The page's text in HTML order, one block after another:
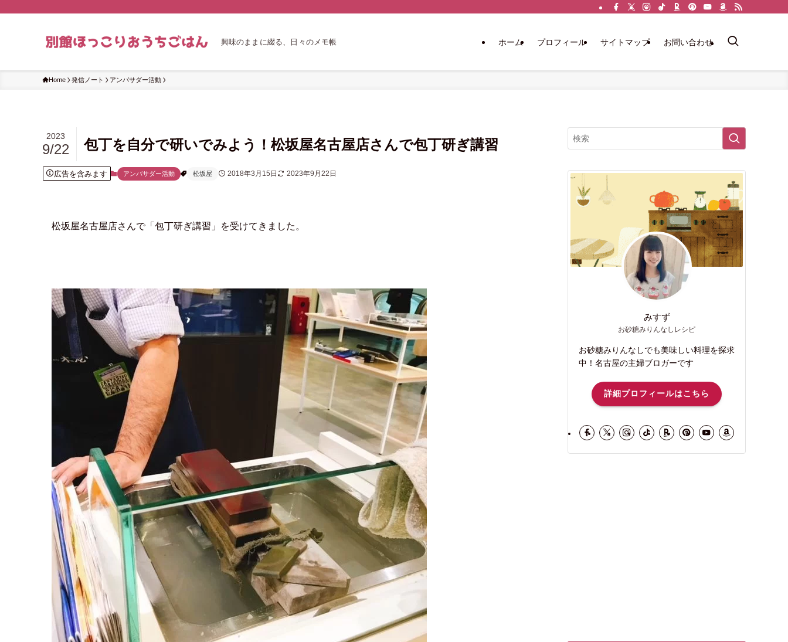
興味のままに綴る、日々のメモ帳 ホーム プロフィール サイトマップ お問い合わせ
Home 発信ノート アンバサダー活動
包丁を自分で研いでみよう！松坂屋名古屋店さんで包丁研ぎ講習
2023
9/22
広告を含みます アンバサダー活動 松坂屋 2018年3月15日 2023年9月22日
松坂屋名古屋店さんで「包丁研ぎ講習」を受けてきました。
みすず
お砂糖みりんなしレシピ
お砂糖みりんなしでも美味しい料理を探求
中！名古屋の主婦ブロガーです
詳細プロフィールはこちら